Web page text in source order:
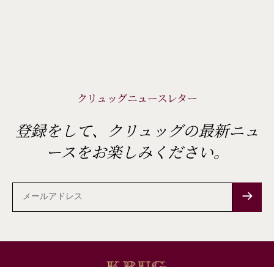
クリュッグニュースレター
登録をして、クリュッグの最新ニュ
ースをお楽しみください。
メ
ー
ル
ア
ド